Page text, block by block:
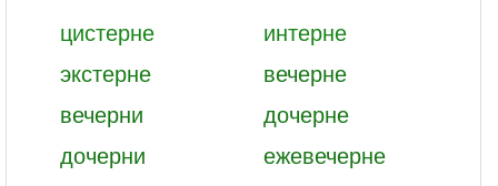
цистерне
интерне
экстерне
вечерне
вечерни
дочерне
дочерни
ежевечерне